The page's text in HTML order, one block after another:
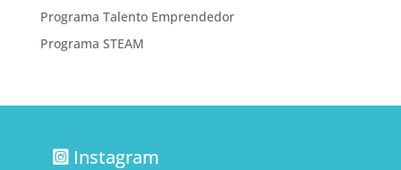
Programa Talento Emprendedor
Programa STEAM
Instagram